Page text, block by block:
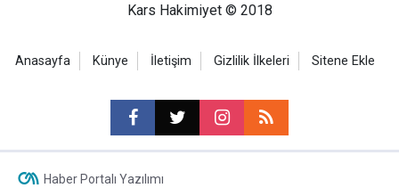
Kars Hakimiyet © 2018
Anasayfa Künye İletişim Gizlilik İlkeleri Sitene Ekle
Haber Portalı Yazılımı